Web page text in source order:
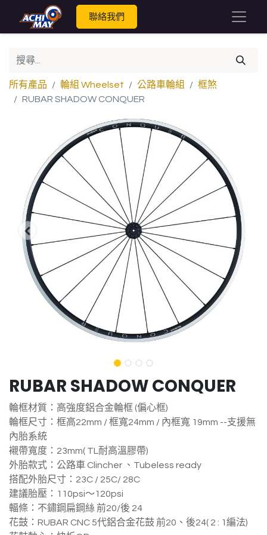
聯絡我們
所有產品 輪組 Wheelset 公路車輪組
框煞
RUBAR SHADOW CONQUER
RUBAR SHADOW CONQUER
輪框材質：高強度鋁合金輪框 (偏心框)
輪框尺寸：框高22mm / 框寬24mm / 內框寬 19mm --支援無
內胎系統
襯帶寬度：23mm( TL耐高溫膠帶)
外胎款式：公路車 Clincher 、Tubeless ready
搭配外胎尺寸：23C / 25C/ 28C
建議胎壓：110psi～120psi
輻條：不鏽鋼扁鋼絲 前20/後 24
花鼓：RUBAR CNC 5代鋁合金花鼓 前20、後24( 2 : 1編法)